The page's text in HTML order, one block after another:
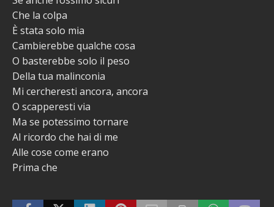
Che la colpa
È stata solo mia
Cambierebbe qualche cosa
O basterebbe solo il peso
Della tua malinconia
Mi cercheresti ancora, ancora
O scapperesti via
Ma se potessimo tornare
Al ricordo che hai di me
Alle cose come erano
Prima che